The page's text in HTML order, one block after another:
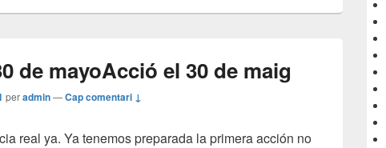
de mayoAcció el 30 de maig
peradmin—Cap comentari ↓
real ya. Ya tenemos preparada la primera acción no